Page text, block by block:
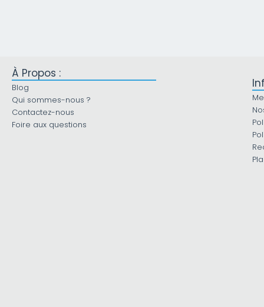
À Propos :
Blog
Qui sommes-nous ?
Contactez-nous
Foire aux questions